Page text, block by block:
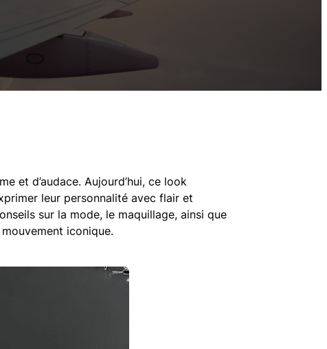
et d’audace. Aujourd’hui, ce look
leur personnalité avec flair et
sur la mode, le maquillage, ainsi que
iconique.